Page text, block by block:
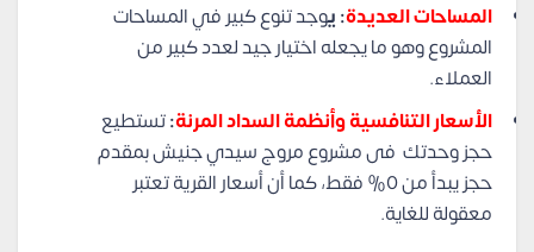
المساحات العديدة: يوجد تنوع كبير في المساحات
المشروع وهو ما يجعله اختيار جيد لعدد كبير من
العملاء.
الأسعار التنافسية وأنظمة السداد المرنة:تستطيع
حجز وحدتك فى مشروع مروج سيدي جنيش بمقدم
حجز يبدأ من 0% فقط، كما أن أسعار القرية تعتبر
معقولة للغاية.